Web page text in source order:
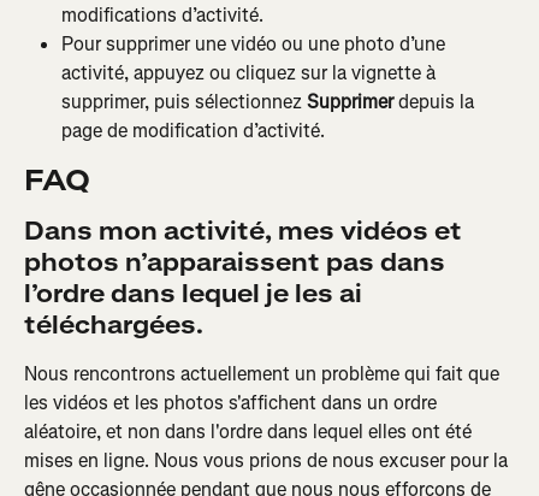
modifications d’activité.
Pour supprimer une vidéo ou une photo d’une
activité, appuyez ou cliquez sur la vignette à
supprimer, puis sélectionnez Supprimer depuis la
page de modification d’activité.
FAQ
Dans mon activité, mes vidéos et
photos n’apparaissent pas dans
l’ordre dans lequel je les ai
téléchargées.
Nous rencontrons actuellement un problème qui fait que
les vidéos et les photos s'affichent dans un ordre
aléatoire, et non dans l'ordre dans lequel elles ont été
mises en ligne. Nous vous prions de nous excuser pour la
gêne occasionnée pendant que nous nous efforçons de